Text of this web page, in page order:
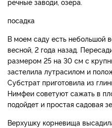
посадка
В моем саду есть небольшой
весной, 2 года назад.
размером 25 на 30 см с
застелила лутрасилом и
Субстрат приготовила из
Нимфеи советуют сажать в
подойдет и простая садовая
Верхушку корневища